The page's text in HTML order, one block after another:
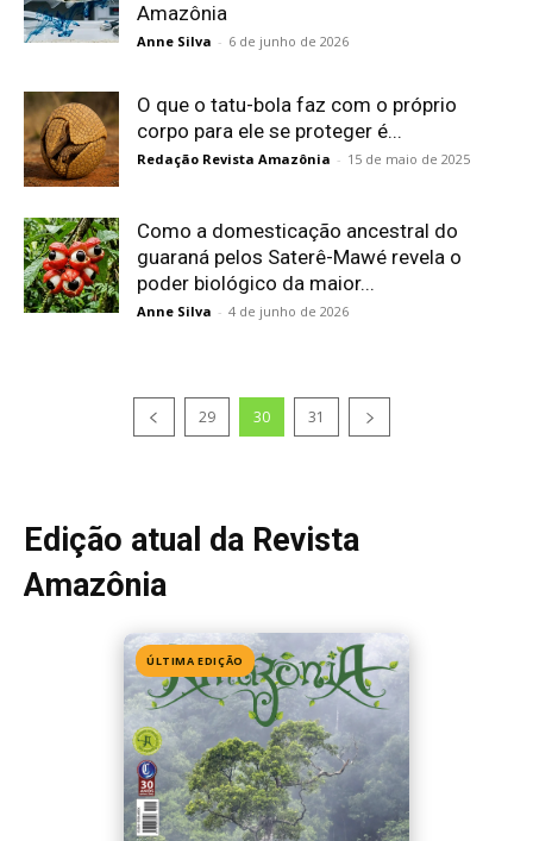
Amazônia
Anne Silva - 6 de junho de 2026
O que o tatu-bola faz com o próprio
corpo para ele se proteger é...
Redação Revista Amazônia - 15 de maio de 2025
Como a domesticação ancestral do
guaraná pelos Saterê-Mawé revela o
poder biológico da maior...
Anne Silva - 4 de junho de 2026
29 30 31
Edição atual da Revista
Amazônia
ÚLTIMA EDIÇÃO